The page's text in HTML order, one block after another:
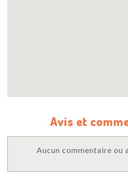
Avis et
Aucun commentaire ou